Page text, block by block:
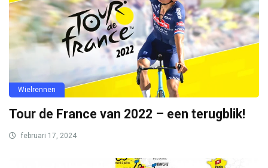
Wielrennen
Tour de France van 2022 – een terugblik!
februari 17, 2024